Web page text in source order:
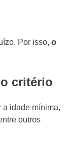
Por isso, o
critério
a idade mínima,
outros